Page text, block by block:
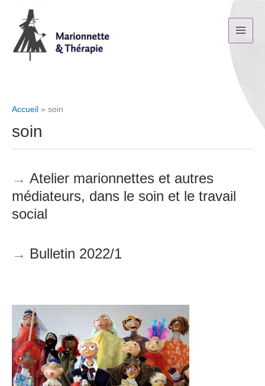
contenu
Accueil soin
soin
Atelier marionnettes et autres
médiateurs, dans le soin et le travail
social
Bulletin 2022/1